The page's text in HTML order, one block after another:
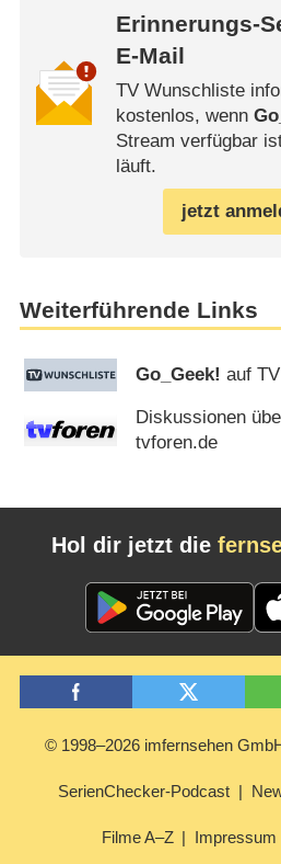
Erinnerungs-
E-Mail
TV Wunschliste
kostenlos, wenn
Stream verfügbar
läuft.
jetzt
Weiterführende Links
Go_Geek! auf
Diskussionen
tvforen.de
Hol dir jetzt die
© 1998–2026 imfernsehen
SerienChecker-Podcast
Filme A–Z Impressum